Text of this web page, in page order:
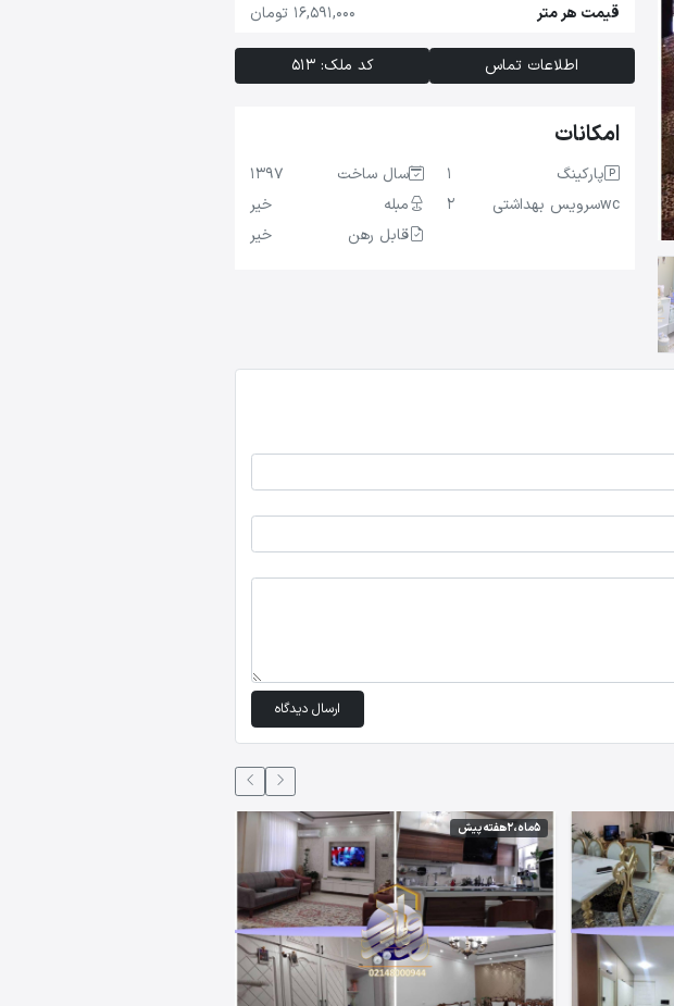
قیمت هر متر
16,591,000 تومان
اطلاعات تماس کد ملک: 513
امکانات
پارکینگ
1
wcسرویس بهداشتی 2
سال ساخت
1397
مبله
خیر
قابل رهن
خیر
ارسال دیدگاه
5 ماه،2 هفته پیش